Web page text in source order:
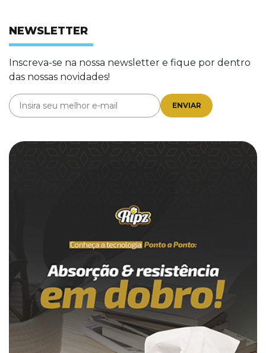
NEWSLETTER
Inscreva-se na nossa newsletter e fique por dentro
das nossas novidades!